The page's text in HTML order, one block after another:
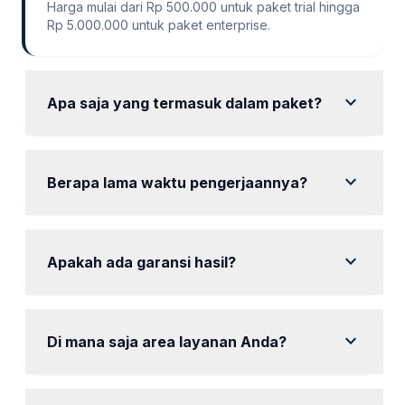
Harga mulai dari Rp 500.000 untuk paket trial hingga
Rp 5.000.000 untuk paket enterprise.
Apa saja yang termasuk dalam paket? expand_more
Berapa lama waktu pengerjaannya? expand_more
Apakah ada garansi hasil? expand_more
konversi.
Di mana saja area layanan Anda? expand_more